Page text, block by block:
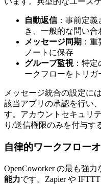
自動返信：事前定義
き、一般的な問い
メッセージ同期 ：
ノートに保存
グループ監視：特定
ークフローをトリガ
メッセージ統合の設定に
該当アプリの承認を行い
す。アカウントセキュリ
り/送信権限のみを付与す
自律的ワークフロー
OpenCoworker の最も強
能力です。Zapier や